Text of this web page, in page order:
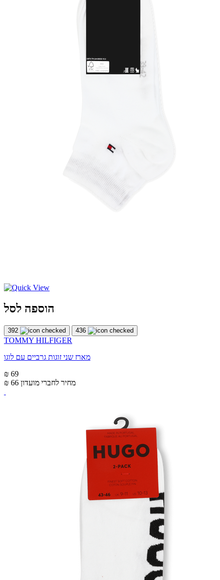
הוספה לסל
392 436
TOMMY HILFIGER
מארז שני זוגות גרביים עם לוגו
₪ 69
₪ 66 מחיר לחברי מועדון